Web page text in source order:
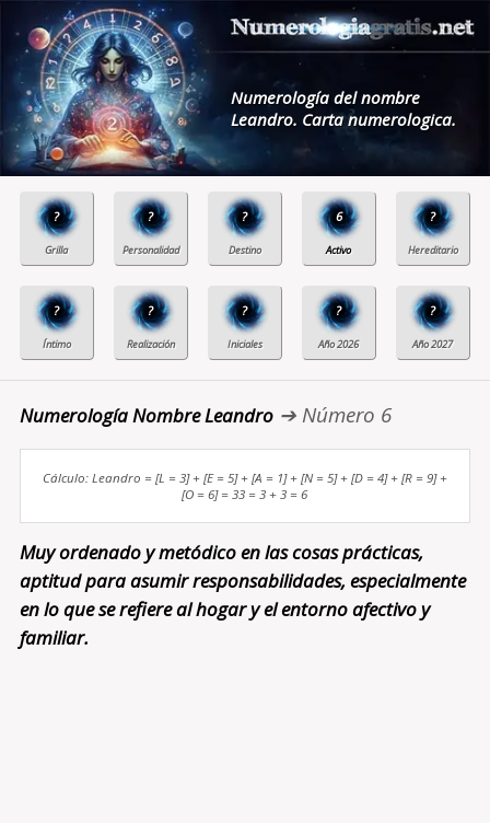
Numerología del nombre
Leandro. Carta numerologica.
? ? ? 6 ?
? ? ? ? ?
Numerología Nombre Leandro➔ Número 6
Cálculo: Leandro = [L = 3] + [E = 5] + [A = 1] + [N = 5] + [D = 4] + [R = 9] +
[O = 6] = 33 = 3 + 3 = 6
Muy ordenado y metódico en las cosas prácticas,
aptitud para asumir responsabilidades, especialmente
en lo que se refiere al hogar y el entorno afectivo y
familiar.